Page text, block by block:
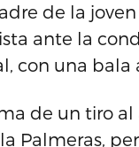
de la
ante la
con una
de un tiro
Palmeras,